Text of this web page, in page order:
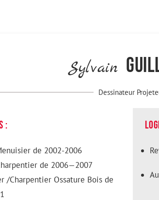
Sylvain
Dessinateur
:
de 2002-2006
de 2006—2007
/Charpentier Ossature Bois de